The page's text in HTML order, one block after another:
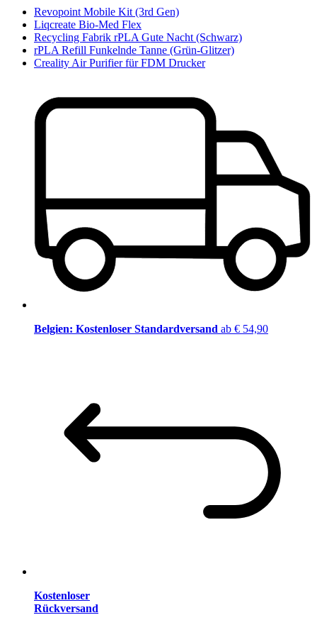
Revopoint Mobile Kit (3rd Gen)
Liqcreate Bio-Med Flex
Recycling Fabrik rPLA Gute Nacht (Schwarz)
rPLA Refill Funkelnde Tanne (Grün-Glitzer)
Creality Air Purifier für FDM Drucker
Belgien: Kostenloser Standardversand ab € 54,90
Kostenloser
Rückversand